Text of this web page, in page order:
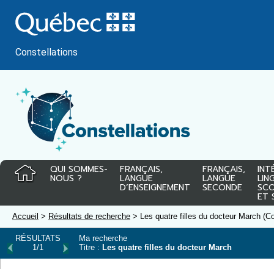
au
contenu
Constellations
QUI SOMMES-
NOUS ?
FRANÇAIS,
LANGUE
D’ENSEIGNEMENT
FRANÇAIS,
LANGUE
SECONDE
ET
Accueil > Résultats de recherche > Les quatre filles du docteur March
RÉSULTATS
1/1
Ma recherche
Titre : Les quatre filles du docteur March